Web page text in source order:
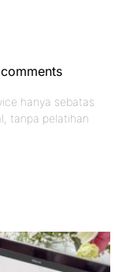
hanya sebatas
tanpa pelatihan